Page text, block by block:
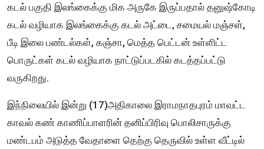
கடல் பகுதி இலங்கைக்கு மிக அருகே இருப்பதால் தனுஷ்கோடி
கடல் வழியாக இலங்கைக்கு கடல் அட்டை, சமையல் மஞ்சள்,
பீடி இலை பண்டல்கள், கஞ்சா, மெத்த பெட்டன் உள்ளிட்ட
பொருட்கள் கடல் வழியாக நாட்டுப்படகில் கடத்தப்பட்டு
வருகிறது.
இந்நிலையில் இன்று (17)அதிகாலை இராமநாதபுரம் மாவட்ட
காவல் கண் காணிப்பாளரின் தனிப்பிரிவு பொலிசாருக்கு
மண்டபம் அடுத்த வேதாளை தெற்கு தெருவில் உள்ள வீட்டில்